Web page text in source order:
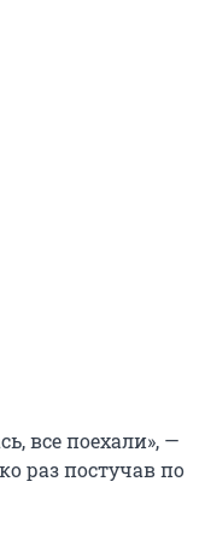
все поехали», —
раз постучав по